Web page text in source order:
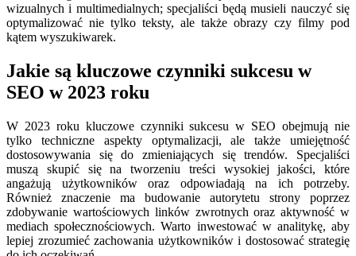
wizualnych i multimedialnych; specjaliści będą musieli nauczyć się
optymalizować nie tylko teksty, ale także obrazy czy filmy pod
kątem wyszukiwarek.
Jakie są kluczowe czynniki sukcesu w
SEO w 2023 roku
W 2023 roku kluczowe czynniki sukcesu w SEO obejmują nie
tylko techniczne aspekty optymalizacji, ale także umiejętność
dostosowywania się do zmieniających się trendów. Specjaliści
muszą skupić się na tworzeniu treści wysokiej jakości, które
angażują użytkowników oraz odpowiadają na ich potrzeby.
Również znaczenie ma budowanie autorytetu strony poprzez
zdobywanie wartościowych linków zwrotnych oraz aktywność w
mediach społecznościowych. Warto inwestować w analitykę, aby
lepiej zrozumieć zachowania użytkowników i dostosować strategię